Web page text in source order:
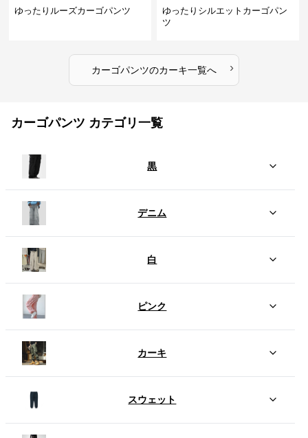
ゆったりルーズカーゴパンツ
ゆったりシルエットカーゴパン
ツ
カーゴパンツのカーキ一覧へ ›
カーゴパンツ カテゴリ一覧
黒
デニム
白
ピンク
カーキ
スウェット